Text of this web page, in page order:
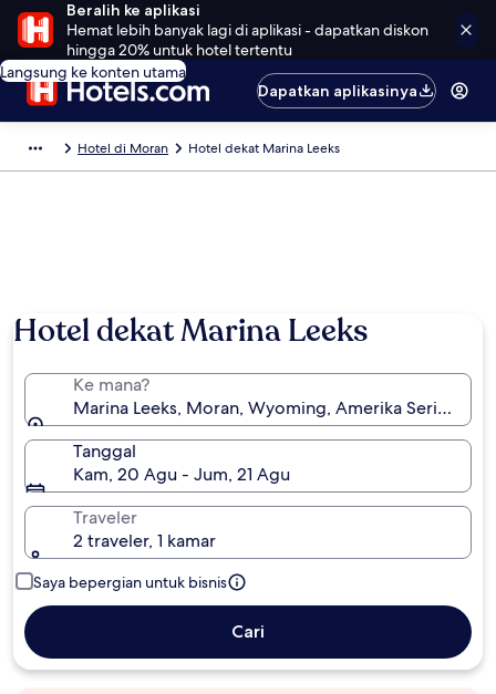
Beralih ke aplikasi
Hemat lebih banyak lagi di aplikasi - dapatkan diskon
hingga 20% untuk hotel tertentu
Langsung ke konten utama
Dapatkan aplikasinya
Hotel di Moran Hotel dekat Marina Leeks
Hotel dekat Marina Leeks
Ke mana?
Marina Leeks, Moran, Wyoming, Amerika Serikat
Tanggal
Kam, 20 Agu - Jum, 21 Agu
Traveler
2 traveler, 1 kamar
Saya bepergian untuk bisnis
Cari